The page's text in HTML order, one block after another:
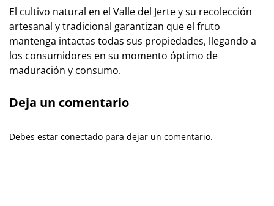
El cultivo natural en el Valle del Jerte y su recolección
artesanal y tradicional garantizan que el fruto
mantenga intactas todas sus propiedades, llegando a
los consumidores en su momento óptimo de
maduración y consumo.
Deja un comentario
Debes estar conectado para dejar un comentario.